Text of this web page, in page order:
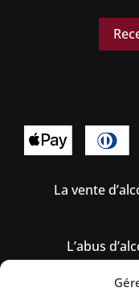
La vente
L’abus